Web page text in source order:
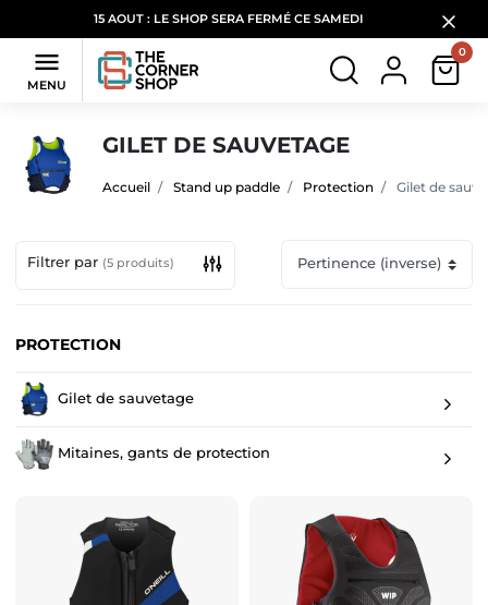
15 AOUT : LE SHOP SERA FERMÉ CE SAMEDI

MENU
0
GILET DE SAUVETAGE
Accueil Stand up paddle Protection Gilet de
Filtrer par (5 produits)
PROTECTION
Gilet de sauvetage
Mitaines, gants de protection